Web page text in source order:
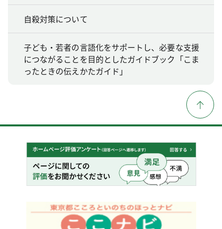
自殺対策について
子ども・若者の言語化をサポートし、必要な支援
につながることを目的としたガイドブック「こま
ったときの伝えかたガイド」